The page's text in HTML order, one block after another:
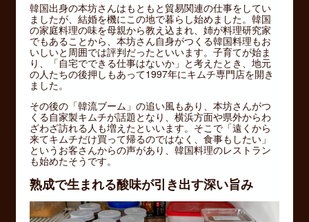
韓国出身の本坊さんはもともと貿易関連の仕事をしてい
ましたが、結婚を機にこの地で暮らし始めました。韓国
の家庭料理の味を母親から教え込まれ、姉が料理研究家
でもあることから、本坊さん自身がつくる韓国料理もお
いしいと周囲では評判だったといいます。子育てが始ま
り、「自宅でできる仕事はないか」と考えたとき、地元
の人たちの後押しもあって1997年にキムチ専門店を開き
ました。
その後の「韓流ブーム」の追い風もあり、本坊さんがつ
くる自家製キムチが話題となり、横浜方面や県外からわ
ざわざ訪れる人も増えたといいます。そこで「遠くから
来てキムチだけ買って帰るのではなく、食事もしたい」
というお客さんからの声があり、韓国料理のレストラン
も始めたそうです。
熟成で生まれる酸味が引き出す深い旨み